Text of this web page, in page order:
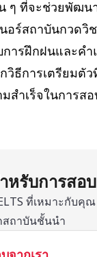
ๆ ที่จะช่วยพัฒ
อร์สถาบันกวดวิ
การฝึกฝนและค
ธีการเตรียมตัว
ำเร็จในการสอ
หรับการสอ
ที่เหมาะกับคุ
สถาบันชั้นนำ